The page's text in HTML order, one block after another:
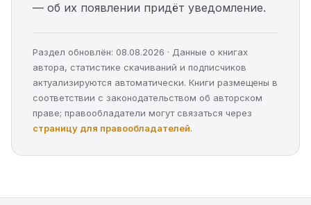
— об их появлении придёт уведомление.
Раздел обновлён: 08.08.2026 · Данные о книгах
автора, статистике скачиваний и подписчиков
актуализируются автоматически. Книги размещены в
соответствии с законодательством об авторском
праве; правообладатели могут связаться через
страницу для правообладателей.